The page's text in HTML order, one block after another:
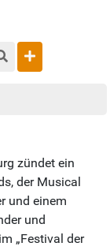
zündet ein
der Musical
und einem
und
„Festival der